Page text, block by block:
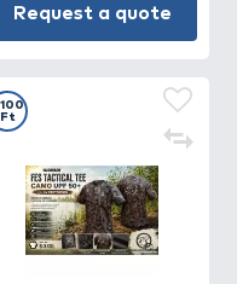
Request a quote
Ft